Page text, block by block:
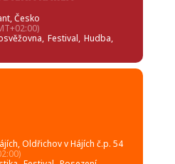
Česko
Festival, Hudba,
, Oldřichov v Hájích č.p. 54